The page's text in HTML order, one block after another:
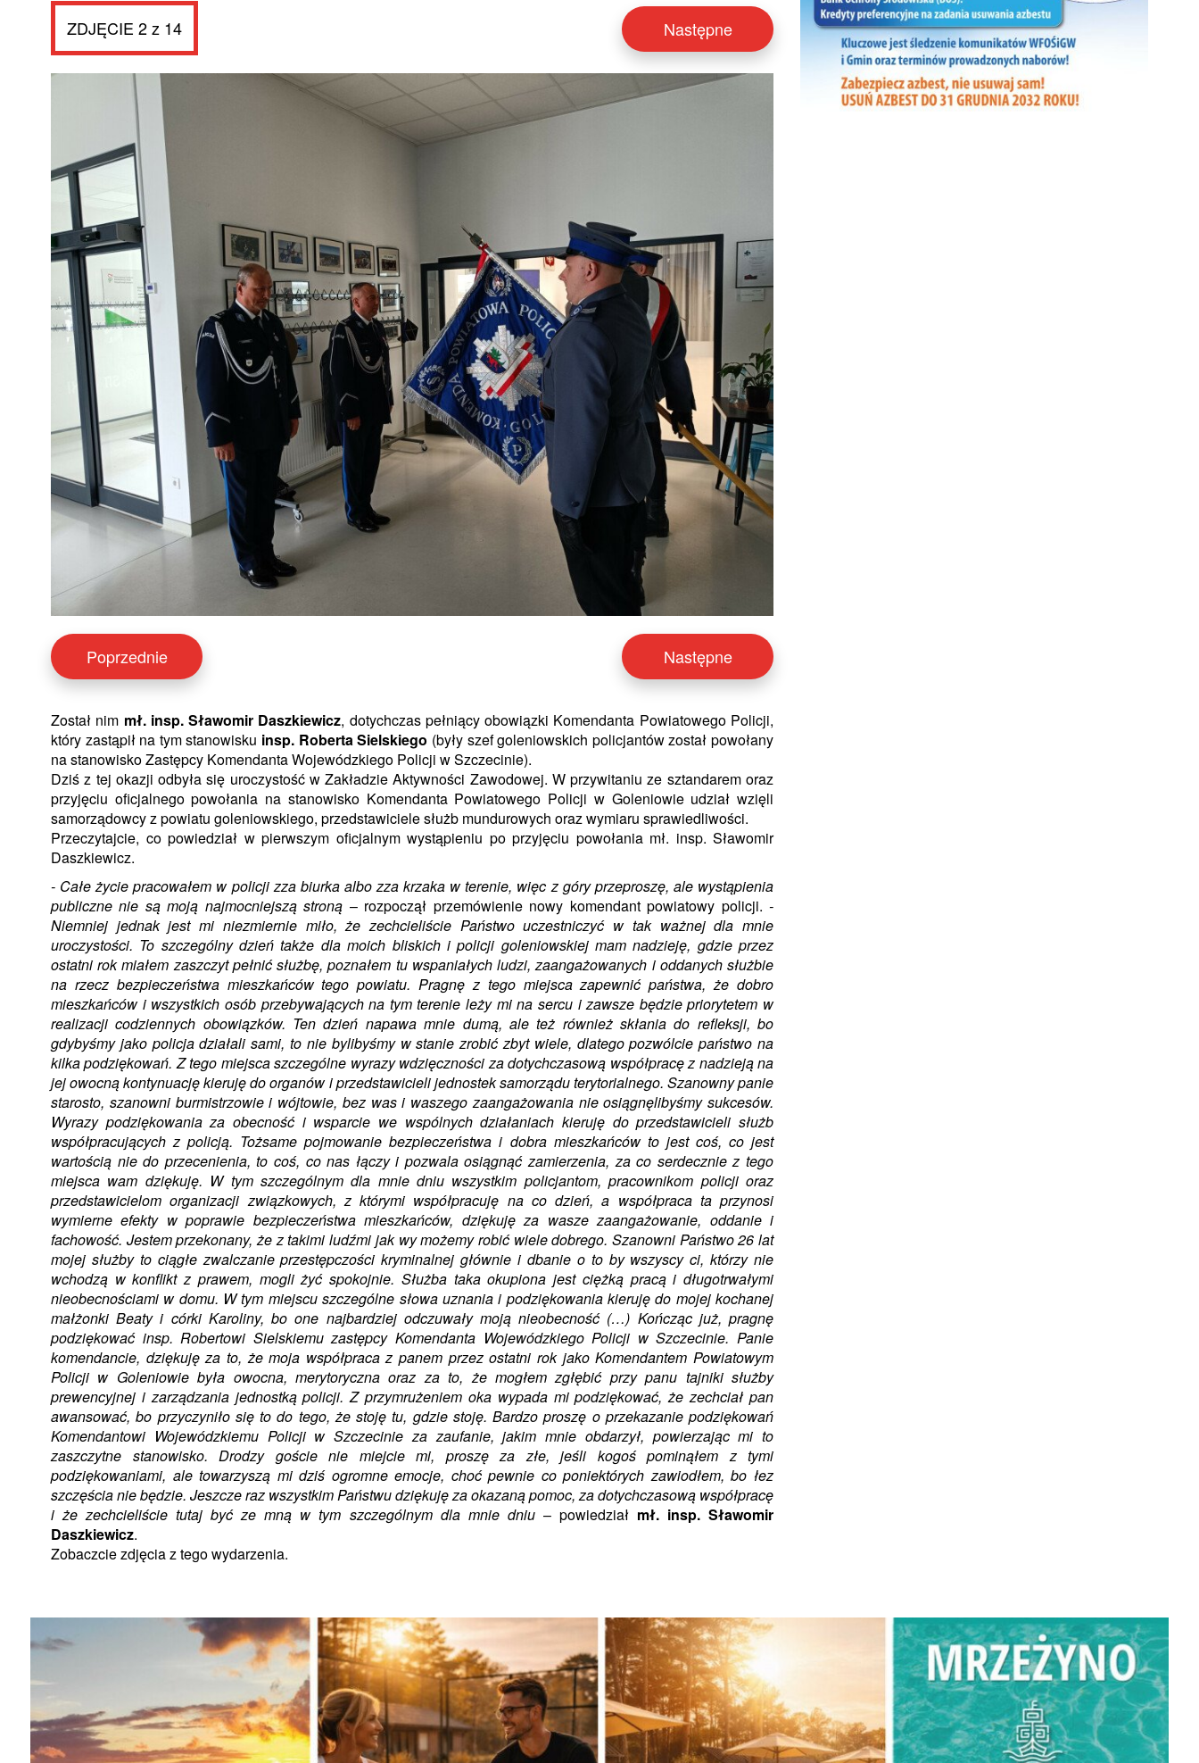
ZDJĘCIE 2 z 14 Następne
Poprzednie Następne
Został nim mł. insp. Sławomir Daszkiewicz, dotychczas pełniący obowiązki Komendanta Powiatowego Policji,
który zastąpił na tym stanowisku insp. Roberta Sielskiego (były szef goleniowskich policjantów został powołany
na stanowisko Zastępcy Komendanta Wojewódzkiego Policji w Szczecinie).
Dziś z tej okazji odbyła się uroczystość w Zakładzie Aktywności Zawodowej. W przywitaniu ze sztandarem oraz
przyjęciu oficjalnego powołania na stanowisko Komendanta Powiatowego Policji w Goleniowie udział wzięli
samorządowcy z powiatu goleniowskiego, przedstawiciele służb mundurowych oraz wymiaru sprawiedliwości.
Przeczytajcie, co powiedział w pierwszym oficjalnym wystąpieniu po przyjęciu powołania mł. insp. Sławomir
Daszkiewicz.
- Całe życie pracowałem w policji zza biurka albo zza krzaka w terenie, więc z góry przeproszę, ale wystąpienia
publiczne nie są moją najmocniejszą stroną – rozpoczął przemówienie nowy komendant powiatowy policji.-
Niemniej jednak jest mi niezmiernie miło, że zechcieliście Państwo uczestniczyć w tak ważnej dla mnie
uroczystości. To szczególny dzień także dla moich bliskich i policji goleniowskiej mam nadzieję, gdzie przez
ostatni rok miałem zaszczyt pełnić służbę, poznałem tu wspaniałych ludzi, zaangażowanych i oddanych służbie
na rzecz bezpieczeństwa mieszkańców tego powiatu. Pragnę z tego miejsca zapewnić państwa, że dobro
mieszkańców i wszystkich osób przebywających na tym terenie leży mi na sercu i zawsze będzie priorytetem w
realizacji codziennych obowiązków. Ten dzień napawa mnie dumą, ale też również skłania do refleksji, bo
gdybyśmy jako policja działali sami, to nie bylibyśmy w stanie zrobić zbyt wiele, dlatego pozwólcie państwo na
kilka podziękowań. Z tego miejsca szczególne wyrazy wdzięczności za dotychczasową współpracę z nadzieją na
jej owocną kontynuację kieruję do organów i przedstawicieli jednostek samorządu terytorialnego. Szanowny panie
starosto, szanowni burmistrzowie i wójtowie, bez was i waszego zaangażowania nie osiągnęlibyśmy sukcesów.
Wyrazy podziękowania za obecność i wsparcie we wspólnych działaniach kieruję do przedstawicieli służb
współpracujących z policją. Tożsame pojmowanie bezpieczeństwa i dobra mieszkańców to jest coś, co jest
wartością nie do przecenienia, to coś, co nas łączy i pozwala osiągnąć zamierzenia, za co serdecznie z tego
miejsca wam dziękuję. W tym szczególnym dla mnie dniu wszystkim policjantom, pracownikom policji oraz
przedstawicielom organizacji związkowych, z którymi współpracuję na co dzień, a współpraca ta przynosi
wymierne efekty w poprawie bezpieczeństwa mieszkańców, dziękuję za wasze zaangażowanie, oddanie i
fachowość. Jestem przekonany, że z takimi ludźmi jak wy możemy robić wiele dobrego. Szanowni Państwo 26 lat
mojej służby to ciągłe zwalczanie przestępczości kryminalnej głównie i dbanie o to by wszyscy ci, którzy nie
wchodzą w konflikt z prawem, mogli żyć spokojnie. Służba taka okupiona jest ciężką pracą i długotrwałymi
nieobecnościami w domu. W tym miejscu szczególne słowa uznania i podziękowania kieruję do mojej kochanej
małżonki Beaty i córki Karoliny, bo one najbardziej odczuwały moją nieobecność (…) Kończąc już, pragnę
podziękować insp. Robertowi Sielskiemu zastępcy Komendanta Wojewódzkiego Policji w Szczecinie. Panie
komendancie, dziękuję za to, że moja współpraca z panem przez ostatni rok jako Komendantem Powiatowym
Policji w Goleniowie była owocna, merytoryczna oraz za to, że mogłem zgłębić przy panu tajniki służby
prewencyjnej i zarządzania jednostką policji. Z przymrużeniem oka wypada mi podziękować, że zechciał pan
awansować, bo przyczyniło się to do tego, że stoję tu, gdzie stoję. Bardzo proszę o przekazanie podziękowań
Komendantowi Wojewódzkiemu Policji w Szczecinie za zaufanie, jakim mnie obdarzył, powierzając mi to
zaszczytne stanowisko. Drodzy goście nie miejcie mi, proszę za złe, jeśli kogoś pominąłem z tymi
podziękowaniami, ale towarzyszą mi dziś ogromne emocje, choć pewnie co poniektórych zawiodłem, bo łez
szczęścia nie będzie. Jeszcze raz wszystkim Państwu dziękuję za okazaną pomoc, za dotychczasową współpracę
i że zechcieliście tutaj być ze mną w tym szczególnym dla mnie dniu– powiedział mł. insp. Sławomir
Daszkiewicz.
Zobaczcie zdjęcia z tego wydarzenia.